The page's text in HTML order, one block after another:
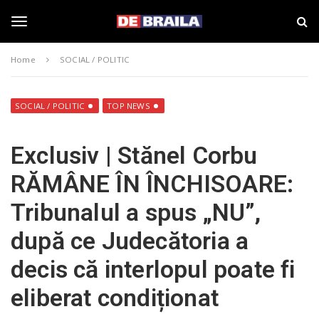
g
l
e
n
i
a
a
–
d
e
b
r
a
i
l
a
.
r
Home SOCIAL / POLITIC
SOCIAL / POLITIC TOP NEWS
Exclusiv | Stănel Corbu
RĂMÂNE ÎN ÎNCHISOARE:
Tribunalul a spus „NU”,
după ce Judecătoria a
decis că interlopul poate fi
eliberat condiționat